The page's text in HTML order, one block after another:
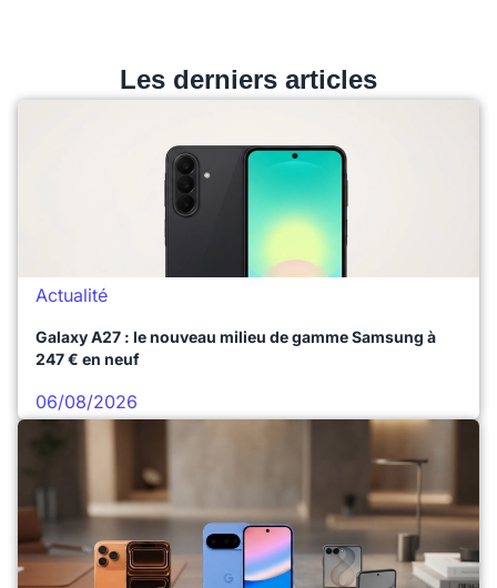
Les derniers articles
Actualité
Galaxy A27 : le nouveau milieu de gamme Samsung à
247 € en neuf
06/08/2026